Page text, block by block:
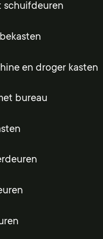
schuifdeuren
en droger kasten
bureau